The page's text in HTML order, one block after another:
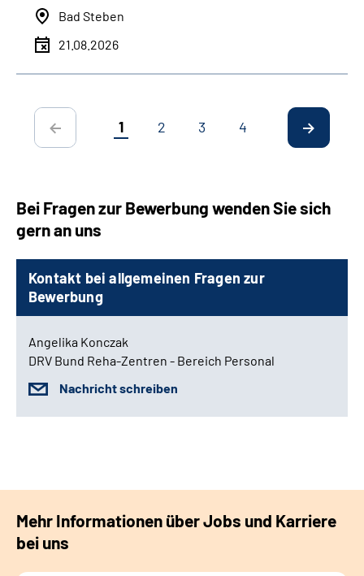
Bad Steben
21.08.2026
1 2 3 4
Bei Fragen zur Bewerbung wenden Sie sich
gern an uns
Kontakt bei allgemeinen Fragen zur
Bewerbung
Angelika Konczak
DRV Bund Reha-Zentren - Bereich Personal
Nachricht schreiben
Mehr Informationen über Jobs und Karriere
bei uns